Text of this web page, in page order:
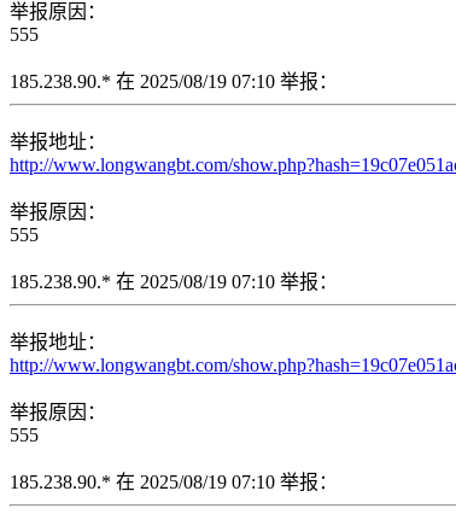
举报原因：
555
185.238.90.* 在 2025/08/19 07:10 举报：
举报地址：
http://www.longwangbt.com/
举报原因：
555
185.238.90.* 在 2025/08/19 07:10 举报：
举报地址：
http://www.longwangbt.com/
举报原因：
555
185.238.90.* 在 2025/08/19 07:10 举报：